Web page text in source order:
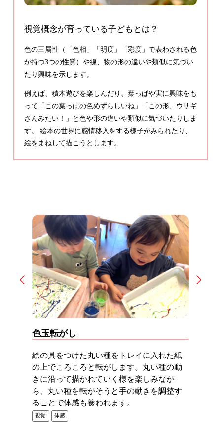
視覚概念が育っている子どもとは？
色の三属性（「色相」「明度」「彩度」で表わされる色
が持つ3つの性質）や線、物の形の違いや類似に気づい
たり興味を示します。
例えば、積木遊びを楽しんだり、葉っぱや実に興味をも
って「この葉っぱの色めずらしいね」「この形、ウサギ
さんみたい！」と色や形の違いや類似に気づいたりしま
す。 絵本の世界に感情移入をする様子がみられたり、
絵をまねして描こうとします。
Prev
色玉転がし
絵の具をつけた丸い種をトレイに入れた紙
の上でころころと転がします。丸い種の動
きに沿って描かれていく様を楽しみなが
ら、丸い種を転がそうと手の動きを調整す
ることで体感も養われます。
視覚 体感